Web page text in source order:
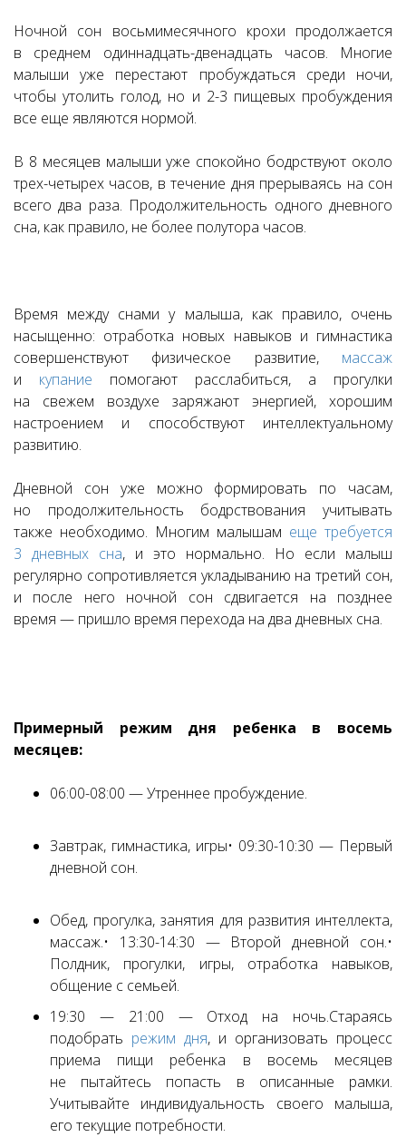
Ночной сон восьмимесячного крохи продолжается
в среднем одиннадцать-двенадцать часов. Многие
малыши уже перестают пробуждаться среди ночи,
чтобы утолить голод, но и 2-3 пищевых пробуждения
все еще являются нормой.
В 8 месяцев малыши уже спокойно бодрствуют около
трех-четырех часов, в течение дня прерываясь на сон
всего два раза. Продолжительность одного дневного
сна, как правило, не более полутора часов.
Время между снами у малыша, как правило, очень
насыщенно: отработка новых навыков и гимнастика
совершенствуют физическое развитие, массаж
и купание помогают расслабиться, а прогулки
на свежем воздухе заряжают энергией, хорошим
настроением и способствуют интеллектуальному
развитию.
Дневной сон уже можно формировать по часам,
но продолжительность бодрствования учитывать
также необходимо. Многим малышам еще требуется
3 дневных сна, и это нормально. Но если малыш
регулярно сопротивляется укладыванию на третий сон,
и после него ночной сон сдвигается на позднее
время — пришло время перехода на два дневных сна.
Примерный режим дня ребенка в восемь
месяцев:
06:00-08:00 — Утреннее пробуждение.
Завтрак, гимнастика, игры• 09:30-10:30 — Первый
дневной сон.
Обед, прогулка, занятия для развития интеллекта,
массаж.• 13:30-14:30 — Второй дневной сон.•
Полдник, прогулки, игры, отработка навыков,
общение с семьей.
19:30 — 21:00 — Отход на ночь.Стараясь
подобрать режим дня, и организовать процесс
приема пищи ребенка в восемь месяцев
не пытайтесь попасть в описанные рамки.
Учитывайте индивидуальность своего малыша,
его текущие потребности.